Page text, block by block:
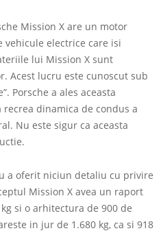
Mission X are un motor
vehicule electrice care isi
lui Mission X sunt
Acest lucru este cunoscut sub
Porsche a ales aceasta
dinamica de condus a
Nu este sigur ca aceasta
a oferit niciun detaliu cu privire
Mission X avea un raport
si o arhitectura de 900 de
in jur de 1.680 kg, ca si 918